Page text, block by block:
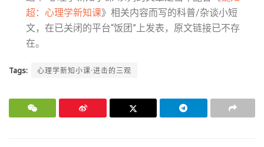
超：心理学新知课》相关内容而写的科普/杂谈小短
文，在已关闭的平台“饭团”上发表，原文链接已不存
在。
Tags: 心理学新知小课·进击的三观